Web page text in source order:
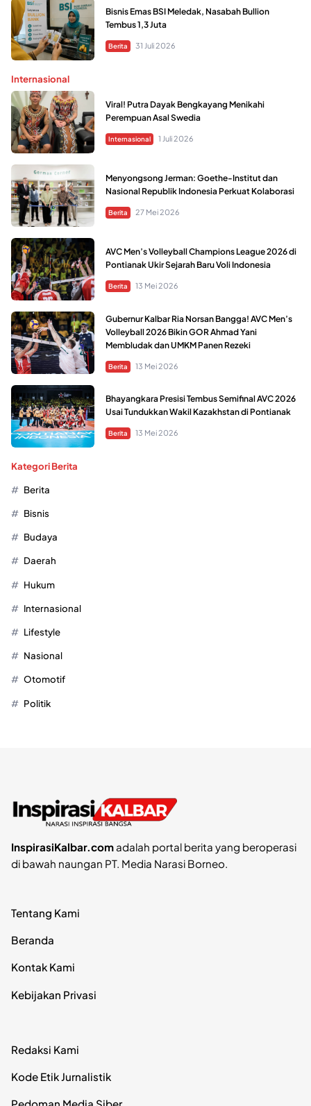
Bisnis Emas BSI Meledak, Nasabah Bullion
Tembus 1,3 Juta
Berita 31 Juli 2026
Internasional
Viral! Putra Dayak Bengkayang Menikahi
Perempuan Asal Swedia
Internasional 1 Juli 2026
Menyongsong Jerman: Goethe-Institut dan
Nasional Republik Indonesia Perkuat Kolaborasi
Berita 27 Mei 2026
AVC Men’s Volleyball Champions League 2026 di
Pontianak Ukir Sejarah Baru Voli Indonesia
Berita 13 Mei 2026
Gubernur Kalbar Ria Norsan Bangga! AVC Men’s
Volleyball 2026 Bikin GOR Ahmad Yani
Membludak dan UMKM Panen Rezeki
Berita 13 Mei 2026
Bhayangkara Presisi Tembus Semifinal AVC 2026
Usai Tundukkan Wakil Kazakhstan di Pontianak
Berita 13 Mei 2026
Kategori Berita
Berita
Bisnis
Budaya
Daerah
Hukum
Internasional
Lifestyle
Nasional
Otomotif
Politik
InspirasiKalbar.comadalah portal berita yang beroperasi
di bawah naungan PT. Media Narasi Borneo.
Tentang Kami
Beranda
Kontak Kami
Kebijakan Privasi
Redaksi Kami
Kode Etik Jurnalistik